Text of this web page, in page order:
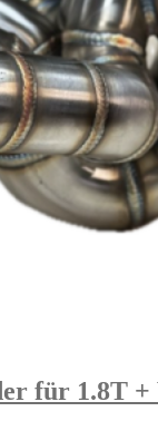
für 1.8T